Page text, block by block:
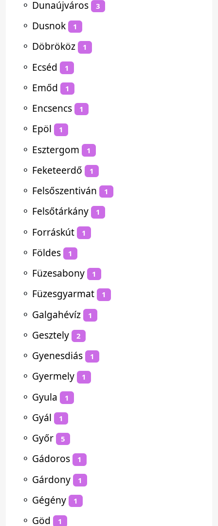
⚬ Dunaújváros 3
⚬ Dusnok 1
⚬ Döbrököz 1
⚬ Ecséd 1
⚬ Emőd 1
⚬ Encsencs 1
⚬ Epöl 1
⚬ Esztergom 1
⚬ Feketeerdő 1
⚬ Felsőszentiván 1
⚬ Felsőtárkány 1
⚬ Forráskút 1
⚬ Földes 1
⚬ Füzesabony 1
⚬ Füzesgyarmat 1
⚬ Galgahévíz 1
⚬ Gesztely 2
⚬ Gyenesdiás 1
⚬ Gyermely 1
⚬ Gyula 1
⚬ Gyál 1
⚬ Győr 5
⚬ Gádoros 1
⚬ Gárdony 1
⚬ Gégény 1
⚬ Göd 1